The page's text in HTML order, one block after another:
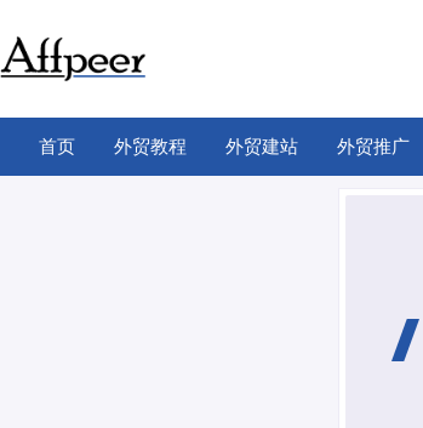
至
内
首页 外贸教程 外贸建站 外贸推广